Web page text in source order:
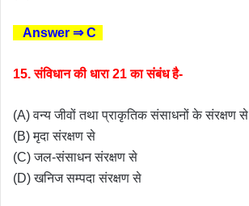
Answer ⇒ C
15. संविधान की धारा 21 का संबंध है-
(A) वन्य जीवों तथा प्राकृतिक संसाधनों के संरक्षण से
(B) मृदा संरक्षण से
(C) जल-संसाधन संरक्षण से
(D) खनिज सम्पदा संरक्षण से